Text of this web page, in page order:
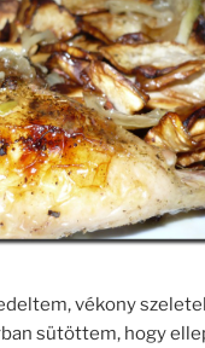
vékony
sütöttem, hogy